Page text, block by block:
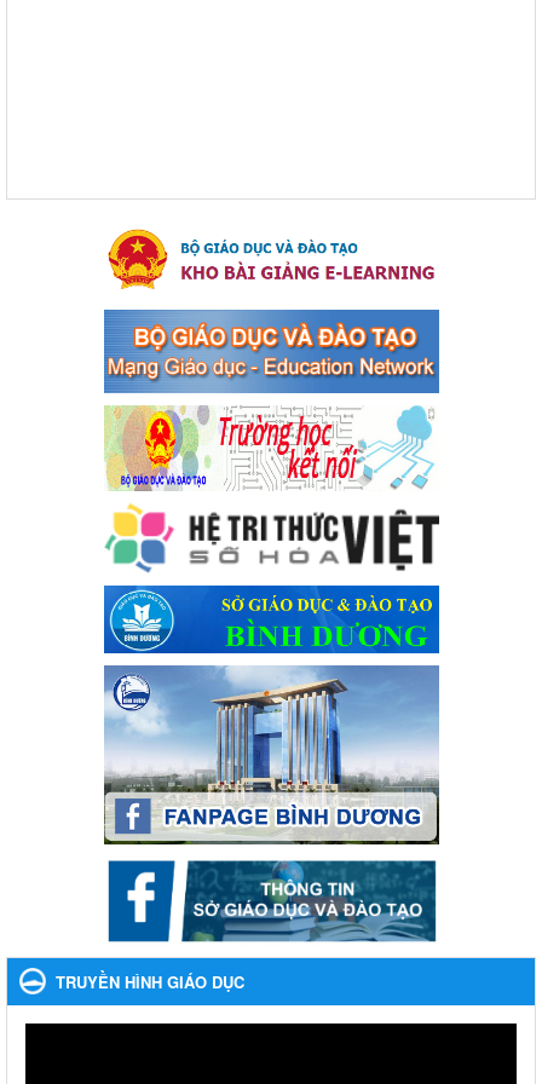
Cát Lần thứ VIII, năm học 2023-2024
Kế hoạch Tổ chức Hội trại truyền thống học sinh thị xã Bến Cát
Lần thứ VIII, năm học 2023-2024
Ngày ban hành: 28/12/2023
Phối hợp rà soát nhu cầu tiêm vắc xin phòng Covid 19
Phối hợp rà soát nhu cầu tiêm vắc xin phòng Covid 19
Ngày ban hành: 22/11/2023
Phát động, triển khai Cuộc thi " An toàn giao thông cho nụ
cười ngày mai" dành cho học sinh và giáo viên trung học
năm học 2023-2024
Phát động, triển khai Cuộc thi " An toàn giao thông cho nụ cười
ngày mai" dành cho học sinh và giáo viên trung học năm học
Ngày ban hành: 22/11/2023
Nhắc nhỡ thực hiện thanh toán không dùng tiền mặt các
khoản thu trong nhà trường năm học 2023-2024 và các năm
Nhắc nhỡ thực hiện thanh toán không dùng tiền mặt các khoản
thu trong nhà trường năm học 2023-2024 và các năm tiếp theo
Ngày ban hành: 27/09/2023
Hưởng ứng cuộc thi Tìm hiểu Luật Phòng, chống ma túy
Hưởng ứng cuộc thi Tìm hiểu Luật Phòng, chống ma túy
Ngày ban hành: 06/09/2023
Về việc thống kê, lập danh sách đề xuất học sinh nhận học
bổng, hỗ trợ của Chương trình "Tiếp sức đến trường" năm
học 2023-2024
Về việc thống kê, lập danh sách đề xuất học sinh nhận học bổng,
hỗ trợ của Chương trình "Tiếp sức đến trường" năm học 2023-
TRUYỀN HÌNH GIÁO DỤC